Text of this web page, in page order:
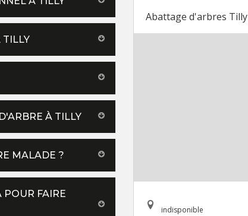
TILLY
À TILLY
MALADE ?
POUR FAIRE
Abattage d'arbres Tilly
indisponible